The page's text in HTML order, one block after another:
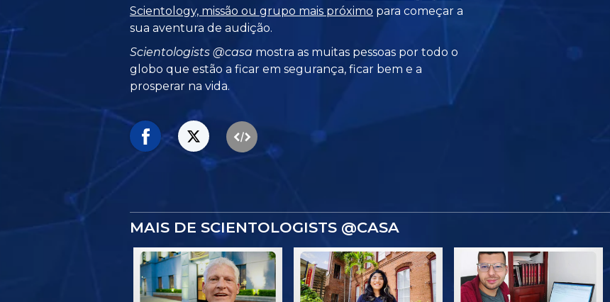
Scientology, missão ou grupo mais próximo para começar a
sua aventura de audição.
Scientologists @casa mostra as muitas pessoas por todo o
globo que estão a ficar em segurança, ficar bem e a
prosperar na vida.
MAIS DE SCIENTOLOGISTS @CASA